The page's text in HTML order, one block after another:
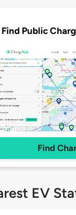
Find Public
Find
EV